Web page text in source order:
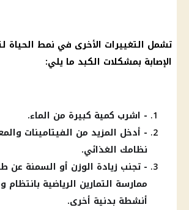
تشمل التغييرات الأخرى في نمط الحياة
الإصابة بمشكلات الكبد ما يلي:
- اشرب كمية كبيرة من الماء.
- أدخل المزيد من الفيتامينات
نظامك الغذائي.
- تجنب زيادة الوزن أو السمنة عن
ممارسة التمارين الرياضية بانتظام
أنشطة بدنية أخرى.